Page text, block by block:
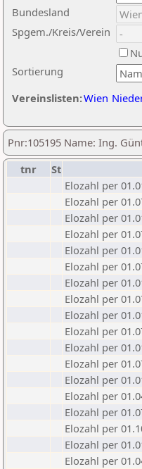
Sortierung
Bundesland
Spgem./Kreis/Verein
Vereinslisten:Wien
Pnr:105195 Name: Ing.
tnr
St
Elozahl per
Elozahl per
Elozahl per
Elozahl per
Elozahl per
Elozahl per
Elozahl per
Elozahl per
Elozahl per
Elozahl per
Elozahl per
Elozahl per
Elozahl per
Elozahl per
Elozahl per
Elozahl per
Elozahl per
Elozahl per